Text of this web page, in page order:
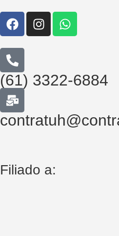
(61) 3322-6884
Filiado a: